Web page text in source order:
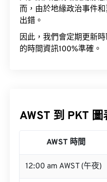
而，由於地緣政治事件
出錯。
因此，我們會定期更新
的時間資訊100%準確。
AWST 到 PKT 圖
AWST 時間
12:00 am AWST (午夜)